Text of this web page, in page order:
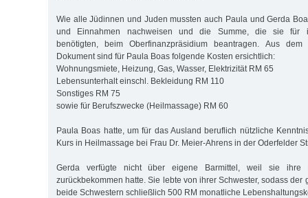
Wie alle Jüdinnen und Juden mussten auch Paula und Gerda
und Einnahmen nachweisen und die Summe, die sie für
benötigten, beim Oberfinanzpräsidium beantragen. Aus dem
Dokument sind für Paula Boas folgende Kosten ersichtlich:
Wohnungsmiete, Heizung, Gas, Wasser, Elektrizität RM 65
Lebensunterhalt einschl. Bekleidung RM 110
Sonstiges RM 75
sowie für Berufszwecke (Heilmassage) RM 60
Paula Boas hatte, um für das Ausland beruflich nützliche
Kurs in Heilmassage bei Frau Dr. Meier-Ahrens in der Oderfelder
Gerda verfügte nicht über eigene Barmittel, weil sie ihre
zurückbekommen hatte. Sie lebte von ihrer Schwester, sodass der
beide Schwestern schließlich 500 RM monatliche